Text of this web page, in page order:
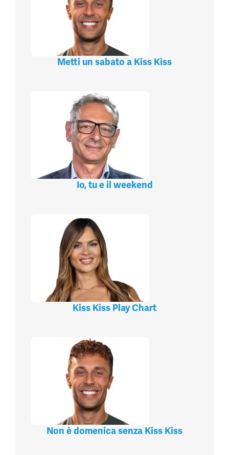
Metti un sabato a Kiss Kiss
Io, tu e il weekend
Kiss Kiss Play Chart
Non è domenica senza Kiss Kiss